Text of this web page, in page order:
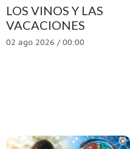
LOS VINOS Y LAS
VACACIONES
02 ago 2026 / 00:00